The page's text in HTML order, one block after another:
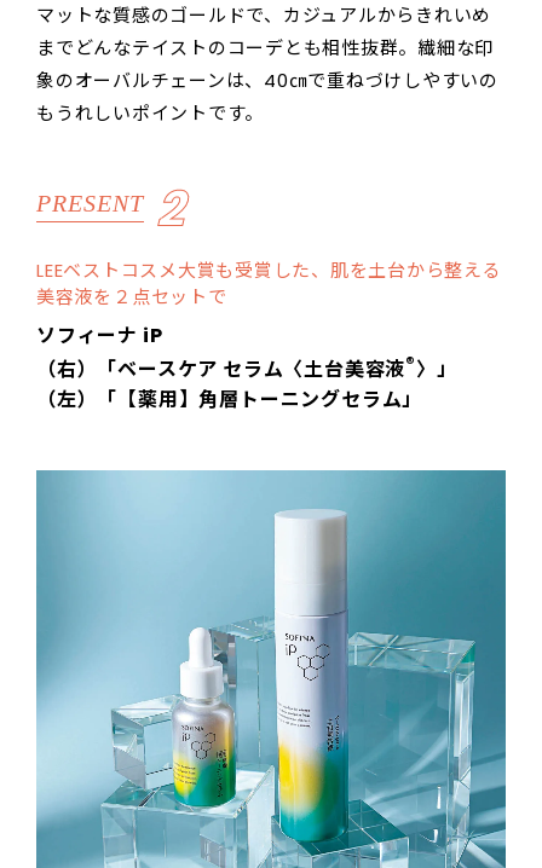
マットな質感のゴールドで、カジュアルからきれいめ
までどんなテイストのコーデとも相性抜群。繊細な印
象のオーバルチェーンは、40㎝で重ねづけしやすいの
もうれしいポイントです。
PRESENT 2
LEEベストコスメ大賞も受賞した、肌を土台から整える
美容液を２点セットで
ソフィーナ iP
（右）「ベースケア セラム〈土台美容液®〉」
（左）「【薬用】角層トーニングセラム」